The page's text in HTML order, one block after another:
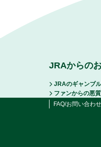
JRAからの
JRAのギャンブ
ファンからの悪
FAQ/お問い合わせ